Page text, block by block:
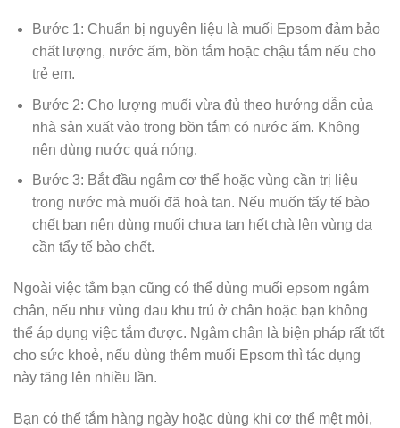
Bước 1: Chuẩn bị nguyên liệu là muối Epsom đảm bảo
chất lượng, nước ấm, bồn tắm hoặc chậu tắm nếu cho
trẻ em.
Bước 2: Cho lượng muối vừa đủ theo hướng dẫn của
nhà sản xuất vào trong bồn tắm có nước ấm. Không
nên dùng nước quá nóng.
Bước 3: Bắt đầu ngâm cơ thể hoặc vùng cần trị liệu
trong nước mà muối đã hoà tan. Nếu muốn tẩy tế bào
chết bạn nên dùng muối chưa tan hết chà lên vùng da
cần tẩy tế bào chết.
Ngoài việc tắm bạn cũng có thể dùng muối epsom ngâm
chân, nếu như vùng đau khu trú ở chân hoặc bạn không
thể áp dụng việc tắm được. Ngâm chân là biện pháp rất tốt
cho sức khoẻ, nếu dùng thêm muối Epsom thì tác dụng
này tăng lên nhiều lần.
Bạn có thể tắm hàng ngày hoặc dùng khi cơ thể mệt mỏi,